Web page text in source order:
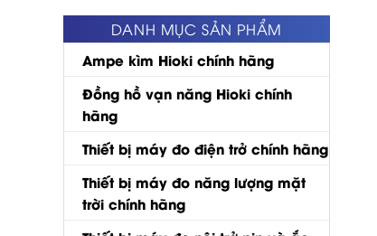
DANH MỤC SẢN PHẨM
Ampe kìm Hioki chính hãng
Đồng hồ vạn năng Hioki chính
hãng
Thiết bị máy đo điện trở chính hãng
Thiết bị máy đo năng lượng mặt
trời chính hãng